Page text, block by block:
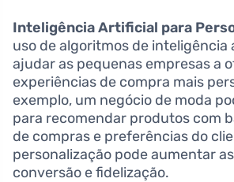
Inteligência Artificial para
uso de algoritmos de inteligência
ajudar as pequenas empresas a
experiências de compra mais
exemplo, um negócio de moda
para recomendar produtos com
de compras e preferências do
personalização pode aumentar
conversão e fidelização.